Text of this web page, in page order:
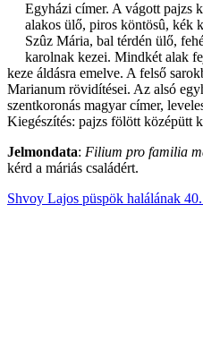
Egyházi címer. A vágott pajzs
alakos ülő, piros köntösû, kék
Szûz Mária, bal térdén ülő,
karolnak kezei. Mindkét alak
keze áldásra emelve. A felső
Marianum rövidítései. Az alsó
szentkoronás magyar címer,
Kiegészítés: pajzs fölött középütt
Jelmondata: Filium pro familia
kérd a máriás családért.
Shvoy Lajos püspök halálának